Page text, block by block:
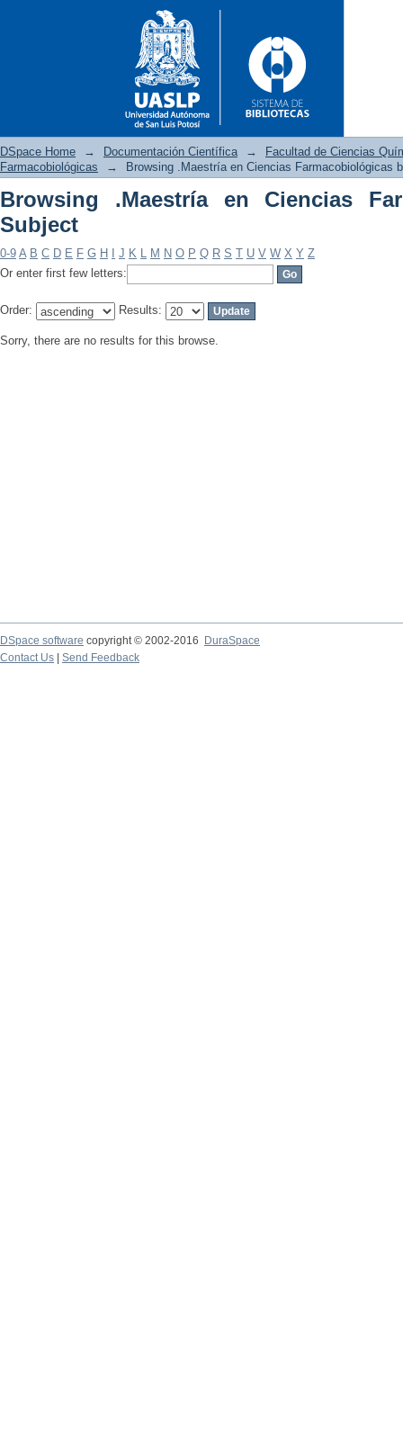
Browsing .Maestría en
DSpace Home → Documentación Científica →
Facultad de Ciencias
Farmacobiológicas
→ Browsing .Maestría en Ciencias Farmacobiológicas
Browsing .Maestría en Ciencias
Subject
0-9 A B C D E F G H J K L M N O P Q R S T U V W X Y Z
Or enter first few letters:
Order: Results:
Sorry, there are no results for this browse.
DSpace software copyright © 2002-2016
DuraSpace
Contact Us
Send Feedback